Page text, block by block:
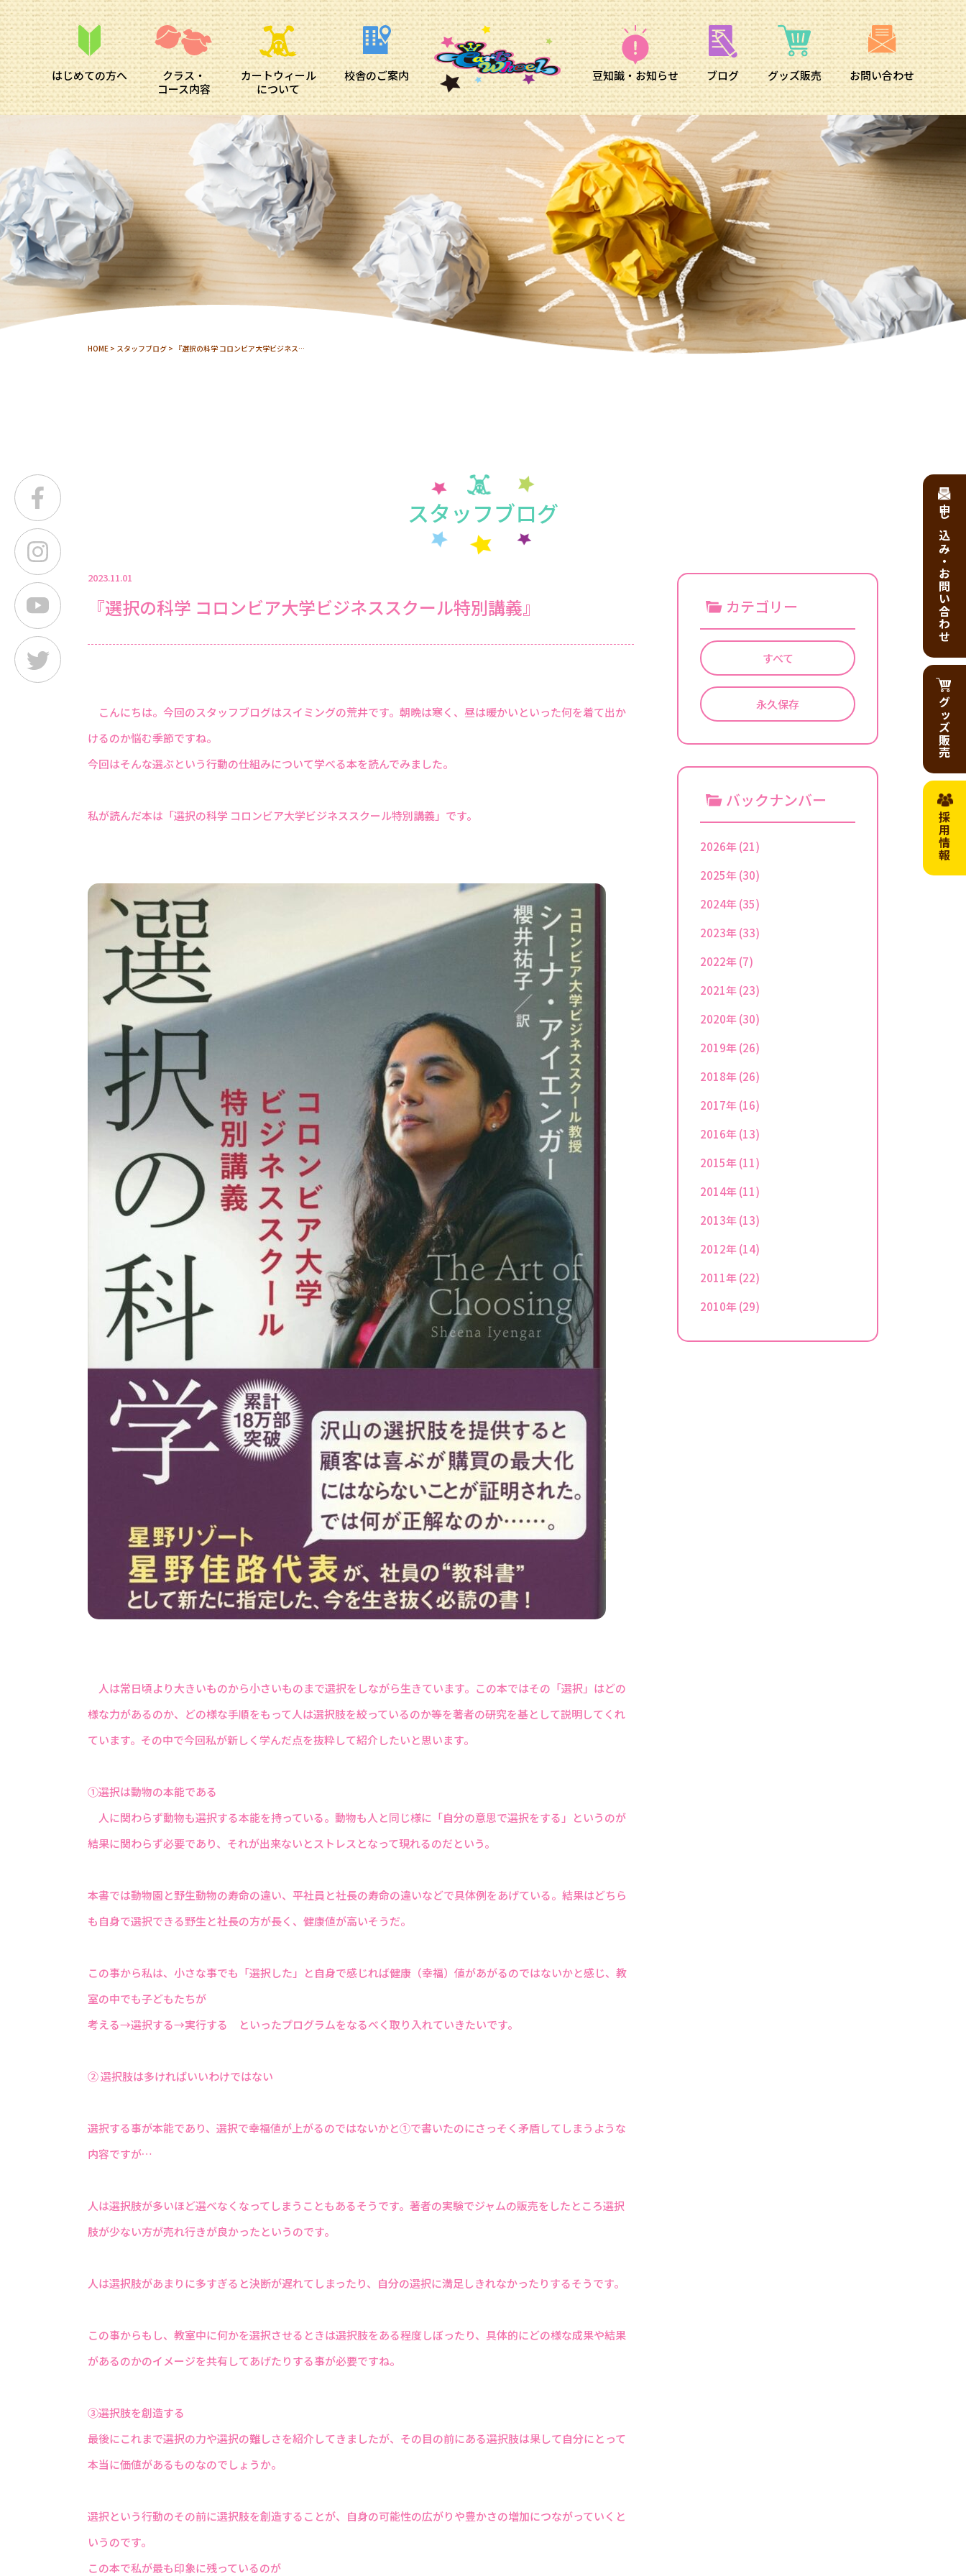
はじめての方へ
クラス・
コース内容
カートウィール
について
校舎のご案内 豆知識・お知らせ ブログ グッズ販売 お問い合わせ
HOME > スタッフブログ > 『選択の科学 コロンビア大学ビジネス…
申し込み・お問い合わせ
グッズ販売
採用情報
スタッフブログ
2023.11.01
『選択の科学 コロンビア大学ビジネススクール特別講義』
こんにちは。今回のスタッフブログはスイミングの荒井です。朝晩は寒く、昼は暖かいといった何を着て出か
けるのか悩む季節ですね。
今回はそんな選ぶという行動の仕組みについて学べる本を読んでみました。
私が読んだ本は「選択の科学 コロンビア大学ビジネススクール特別講義」です。
人は常日頃より大きいものから小さいものまで選択をしながら生きています。この本ではその「選択」はどの
様な力があるのか、どの様な手順をもって人は選択肢を絞っているのか等を著者の研究を基として説明してくれ
ています。その中で今回私が新しく学んだ点を抜粋して紹介したいと思います。
①選択は動物の本能である
人に関わらず動物も選択する本能を持っている。動物も人と同じ様に「自分の意思で選択をする」というのが
結果に関わらず必要であり、それが出来ないとストレスとなって現れるのだという。
本書では動物園と野生動物の寿命の違い、平社員と社長の寿命の違いなどで具体例をあげている。結果はどちら
も自身で選択できる野生と社長の方が長く、健康値が高いそうだ。
この事から私は、小さな事でも「選択した」と自身で感じれば健康（幸福）値があがるのではないかと感じ、教
室の中でも子どもたちが
考える→選択する→実行する といったプログラムをなるべく取り入れていきたいです。
② 選択肢は多ければいいわけではない
選択する事が本能であり、選択で幸福値が上がるのではないかと①で書いたのにさっそく矛盾してしまうような
内容ですが…
人は選択肢が多いほど選べなくなってしまうこともあるそうです。著者の実験でジャムの販売をしたところ選択
肢が少ない方が売れ行きが良かったというのです。
人は選択肢があまりに多すぎると決断が遅れてしまったり、自分の選択に満足しきれなかったりするそうです。
この事からもし、教室中に何かを選択させるときは選択肢をある程度しぼったり、具体的にどの様な成果や結果
があるのかのイメージを共有してあげたりする事が必要ですね。
③選択肢を創造する
最後にこれまで選択の力や選択の難しさを紹介してきましたが、その目の前にある選択肢は果して自分にとって
本当に価値があるものなのでしょうか。
選択という行動のその前に選択肢を創造することが、自身の可能性の広がりや豊かさの増加につながっていくと
いうのです。
この本で私が最も印象に残っているのが
カテゴリー
すべて
永久保存
バックナンバー
2026年(21)
2025年(30)
2024年(35)
2023年(33)
2022年(7)
2021年(23)
2020年(30)
2019年(26)
2018年(26)
2017年(16)
2016年(13)
2015年(11)
2014年(11)
2013年(13)
2012年(14)
2011年(22)
2010年(29)